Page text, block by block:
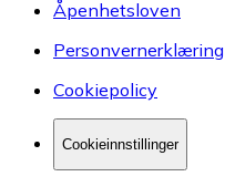
Åpenhetsloven
Personvernerklæring
Cookiepolicy
Cookieinnstillinger